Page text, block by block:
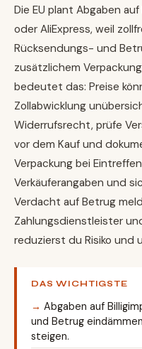
Die EU plant Abgaben
oder AliExpress, weil
Rücksendungs- und
zusätzlichem
bedeutet das: Preise
Zollabwicklung
Widerrufsrecht, prüfe
vor dem Kauf und
Verpackung bei
Verkäuferangaben und
Verdacht auf Betrug
Zahlungsdienstleister
reduzierst du Risiko und
DAS WICHTIGSTE
Abgaben auf
und Betrug
steigen.